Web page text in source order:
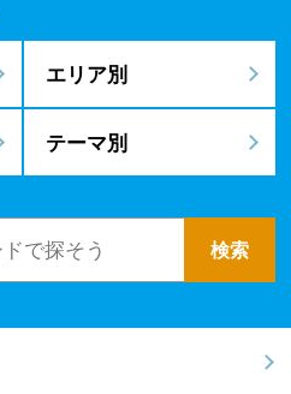
エリア別
テーマ別